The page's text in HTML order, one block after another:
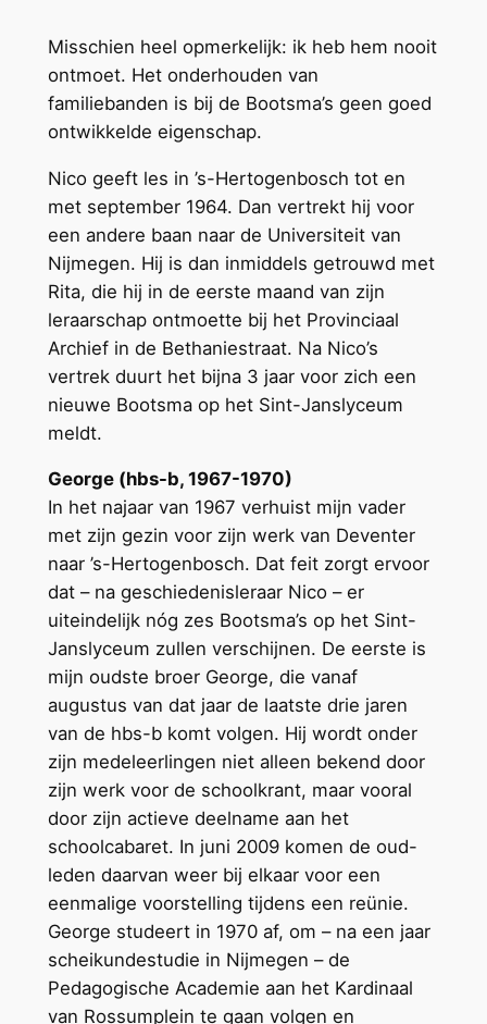
Misschien heel opmerkelijk: ik heb hem nooit
ontmoet. Het onderhouden van
familiebanden is bij de Bootsma’s geen goed
ontwikkelde eigenschap.
Nico geeft les in ’s-Hertogenbosch tot en
met september 1964. Dan vertrekt hij voor
een andere baan naar de Universiteit van
Nijmegen. Hij is dan inmiddels getrouwd met
Rita, die hij in de eerste maand van zijn
leraarschap ontmoette bij het Provinciaal
Archief in de Bethaniestraat. Na Nico’s
vertrek duurt het bijna 3 jaar voor zich een
nieuwe Bootsma op het Sint-Janslyceum
meldt.
George (hbs-b, 1967-1970)
In het najaar van 1967 verhuist mijn vader
met zijn gezin voor zijn werk van Deventer
naar ’s-Hertogenbosch. Dat feit zorgt ervoor
dat – na geschiedenisleraar Nico – er
uiteindelijk nóg zes Bootsma’s op het Sint-
Janslyceum zullen verschijnen. De eerste is
mijn oudste broer George, die vanaf
augustus van dat jaar de laatste drie jaren
van de hbs-b komt volgen. Hij wordt onder
zijn medeleerlingen niet alleen bekend door
zijn werk voor de schoolkrant, maar vooral
door zijn actieve deelname aan het
schoolcabaret. In juni 2009 komen de oud-
leden daarvan weer bij elkaar voor een
eenmalige voorstelling tijdens een reünie.
George studeert in 1970 af, om – na een jaar
scheikundestudie in Nijmegen – de
Pedagogische Academie aan het Kardinaal
van Rossumplein te gaan volgen en